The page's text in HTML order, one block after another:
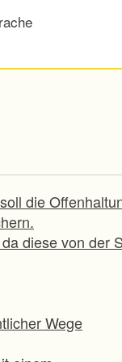
die
diese von der
Wege